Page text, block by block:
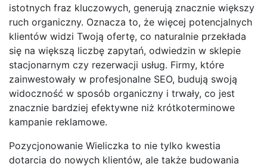
istotnych fraz kluczowych, generują znacznie większy
ruch organiczny. Oznacza to, że więcej potencjalnych
klientów widzi Twoją ofertę, co naturalnie przekłada
się na większą liczbę zapytań, odwiedzin w sklepie
stacjonarnym czy rezerwacji usług. Firmy, które
zainwestowały w profesjonalne SEO, budują swoją
widoczność w sposób organiczny i trwały, co jest
znacznie bardziej efektywne niż krótkoterminowe
kampanie reklamowe.
Pozycjonowanie Wieliczka to nie tylko kwestia
dotarcia do nowych klientów, ale także budowania